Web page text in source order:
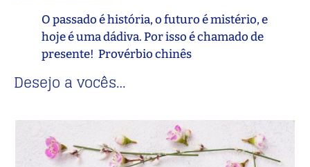
O passado é história, o futuro é mistério, e
hoje é uma dádiva. Por isso é chamado de
presente! Provérbio chinês
Desejo a vocês…